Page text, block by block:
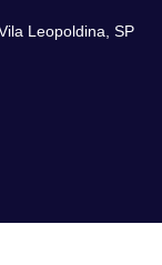
Leopoldina, SP